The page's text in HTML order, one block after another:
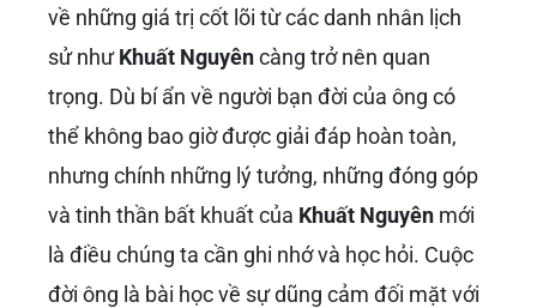
về những giá trị cốt lõi từ các danh nhân lịch
sử nhưKhuất Nguyêncàng trở nên quan
trọng. Dù bí ẩn về người bạn đời của ông có
thể không bao giờ được giải đáp hoàn toàn,
nhưng chính những lý tưởng, những đóng góp
và tinh thần bất khuất của Khuất Nguyên mới
là điều chúng ta cần ghi nhớ và học hỏi. Cuộc
đời ông là bài học về sự dũng cảm đối mặt với